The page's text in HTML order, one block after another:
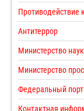
Противодействие
Антитеррор
Министерство
Министерство
Федеральный
Контактная